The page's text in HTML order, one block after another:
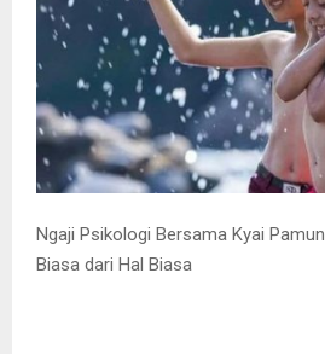
Ngaji Psikologi Bersama Kyai
Biasa dari Hal Biasa